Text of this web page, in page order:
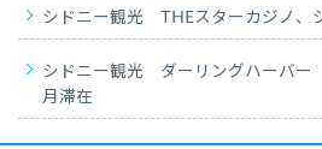
シドニー観光 THEスターカジノ、
シドニー観光 ダーリングハーバ
月滞在